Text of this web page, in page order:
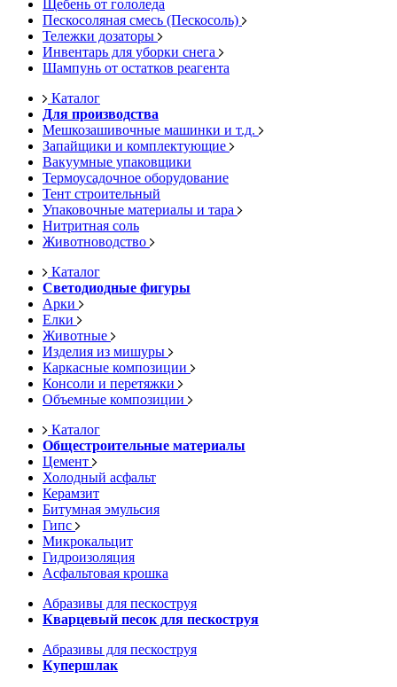
Щебень от гололеда
Пескосоляная смесь (Пескосоль)
Тележки дозаторы
Инвентарь для уборки снега
Шампунь от остатков реагента
Каталог
Для производства
Мешкозашивочные машинки и т.д.
Запайщики и комплектующие
Вакуумные упаковщики
Термоусадочное оборудование
Тент строительный
Упаковочные материалы и тара
Нитритная соль
Животноводство
Каталог
Светодиодные фигуры
Арки
Елки
Животные
Изделия из мишуры
Каркасные композиции
Консоли и перетяжки
Объемные композиции
Каталог
Общестроительные материалы
Цемент
Холодный асфальт
Керамзит
Битумная эмульсия
Гипс
Микрокальцит
Гидроизоляция
Асфальтовая крошка
Абразивы для пескоструя
Кварцевый песок для пескоструя
Абразивы для пескоструя
Купершлак